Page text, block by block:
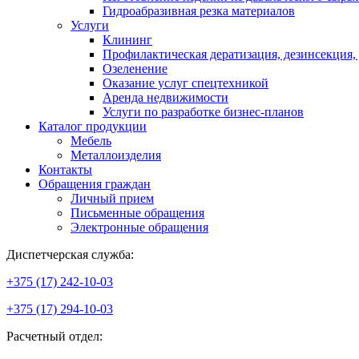
Гидроабразивная резка материалов
Услуги
Клининг
Профилактическая дератизация,
Озеленение
Оказание услуг спецтехникой
Аренда недвижимости
Услуги по разработке бизнес-планов
Каталог продукции
Мебель
Металлоизделия
Контакты
Обращения граждан
Личный прием
Письменные обращения
Электронные обращения
Диспетчерская служба:
+375 (17) 242-10-03
+375 (17) 294-10-03
Расчетный отдел: